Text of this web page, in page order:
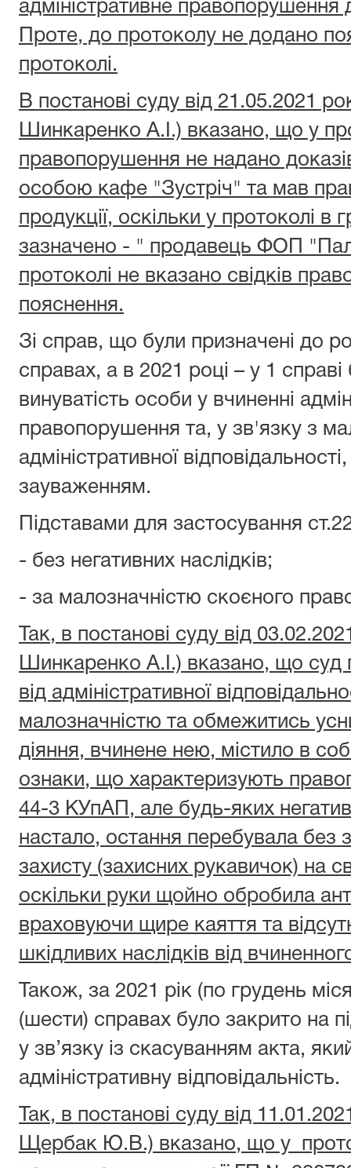
адміністративне правопорушення
Проте, до протоколу не додано
протоколі.
В постанові суду від 21.05.2021
Шинкаренко А.І.) вказано, що у
правопорушення не надано
особою кафе "Зустріч" та мав
продукції, оскільки у протоколі
зазначено - " продавець ФОП
протоколі не вказано свідків
пояснення.
Зі справ, що були призначені до
справах, а в 2021 році – у 1
винуватість особи у вчиненні
правопорушення та, у зв'язку з
адміністративної
зауваженням.
Підставами для застосування
- без негативних наслідків;
- за малозначністю скоєного
Так, в постанові суду від
Шинкаренко А.І.) вказано, що суд
від адміністративної
малозначністю та обмежитись
діяння, вчинене нею, містило в
ознаки, що характеризують
44-3 КУпАП, але будь-яких
настало, остання перебувала без
захисту (захисних рукавичок) на
оскільки руки щойно обробила
враховуючи щире каяття та
шкідливих наслідків від
Також, за 2021 рік (по грудень
(шести) справах було закрито на
у зв’язку із скасуванням акта,
адміністративну відповідальність.
Так, в постанові суду від
Щербак Ю.В.) вказано, що у